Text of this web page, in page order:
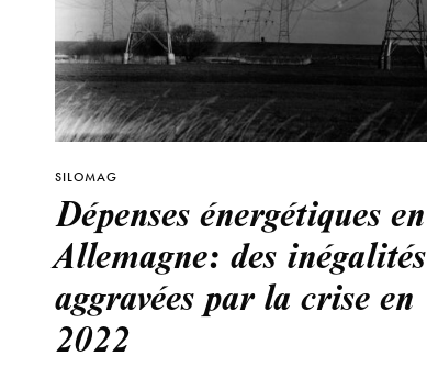
SILOMAG
Dépenses énergétiques en
Allemagne: des inégalités
aggravées par la crise en
2022